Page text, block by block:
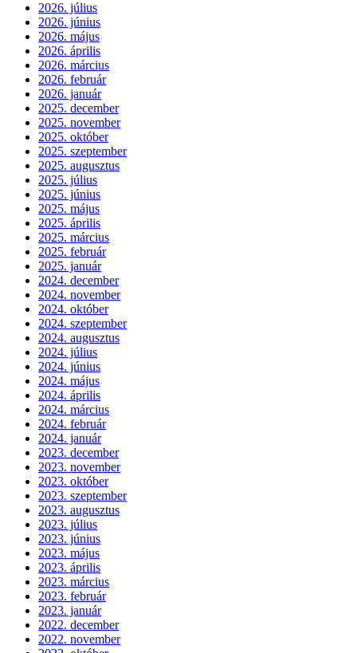
2026. július
2026. június
2026. május
2026. április
2026. március
2026. február
2026. január
2025. december
2025. november
2025. október
2025. szeptember
2025. augusztus
2025. július
2025. június
2025. május
2025. április
2025. március
2025. február
2025. január
2024. december
2024. november
2024. október
2024. szeptember
2024. augusztus
2024. július
2024. június
2024. május
2024. április
2024. március
2024. február
2024. január
2023. december
2023. november
2023. október
2023. szeptember
2023. augusztus
2023. július
2023. június
2023. május
2023. április
2023. március
2023. február
2023. január
2022. december
2022. november